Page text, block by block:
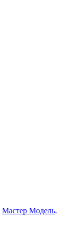
Мастер Модель.